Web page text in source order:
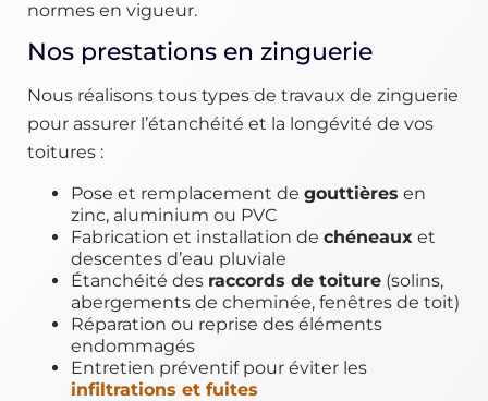
normes en vigueur.
Nos prestations en zinguerie
Nous réalisons tous types de travaux de zinguerie
pour assurer l’étanchéité et la longévité de vos
toitures :
Pose et remplacement de gouttières en
zinc, aluminium ou PVC
Fabrication et installation de chéneaux et
descentes d’eau pluviale
Étanchéité des raccords de toiture (solins,
abergements de cheminée, fenêtres de toit)
Réparation ou reprise des éléments
endommagés
Entretien préventif pour éviter les
infiltrations et fuites